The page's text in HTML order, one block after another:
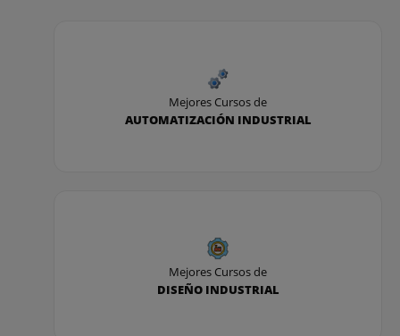
Mejores Cursos de
AUTOMATIZACIÓN INDUSTRIAL
Mejores Cursos de
DISEÑO INDUSTRIAL